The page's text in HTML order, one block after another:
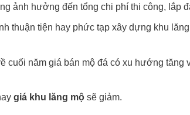
ảnh hưởng đến tổng chi phí thi công, lắp
thuận tiện hay phức tạp xây dựng khu
cuối năm giá bán mộ đá có xu hướng
giá khu lăng mộsẽ giảm.